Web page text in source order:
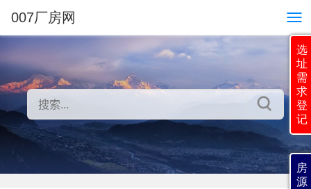
007厂房网
选
址
需
求
登
记
房
源